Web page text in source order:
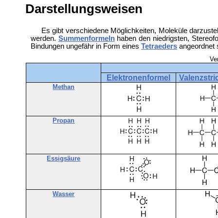
Darstellungsweisen
Es gibt verschiedene Möglichkeiten, Moleküle
werden. Summenformelnhaben den niedrigsten,
Bindungen ungefähr in Form eines Tetraedersangeordnet
Elektronenformel
Methan
Propan
Essigsäure
Wasser